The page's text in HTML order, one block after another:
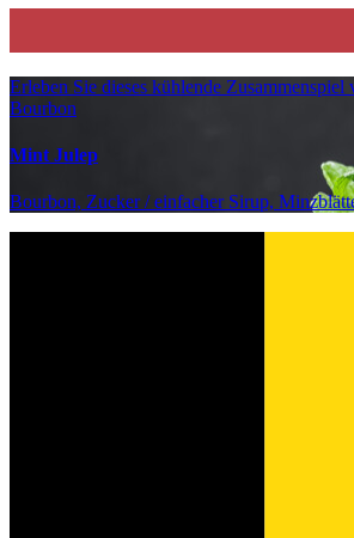
Erleben Sie dieses kühlende Zusammenspiel
Bourbon
Mint Julep
Bourbon, Zucker / einfacher Sirup,